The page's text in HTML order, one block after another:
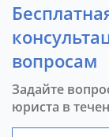
вопросам
Задайте
юриста в